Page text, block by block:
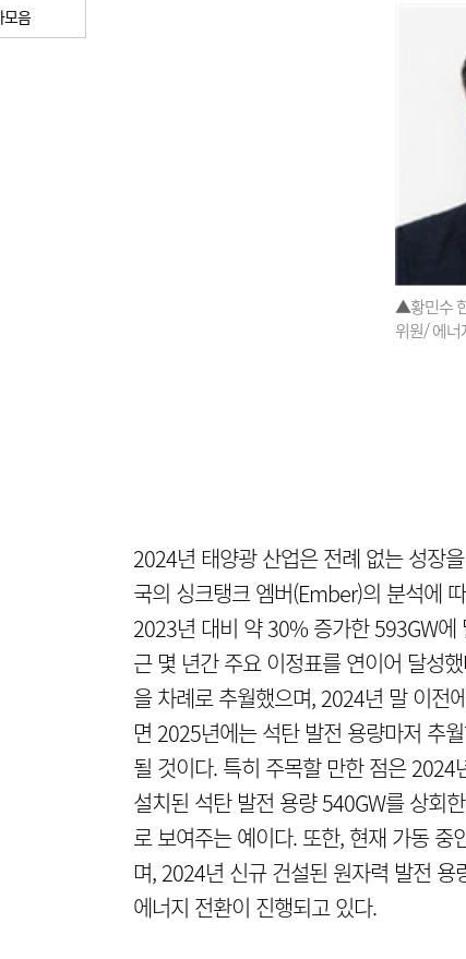
모음
▲황민수
위원/ 에너
2024년 태양광 산업은 전례 없는 성장
국의 싱크탱크 엠버(Ember)의 분석에
2023년 대비 약 30% 증가한 593GW에
근 몇 년간 주요 이정표를 연이어 달성
을 차례로 추월했으며, 2024년 말 이전
면 2025년에는 석탄 발전 용량마저 추
될 것이다. 특히 주목할 만한 점은
설치된 석탄 발전 용량 540GW를 상회
로 보여주는 예이다. 또한, 현재 가동
며, 2024년 신규 건설된 원자력 발전
에너지 전환이 진행되고 있다.